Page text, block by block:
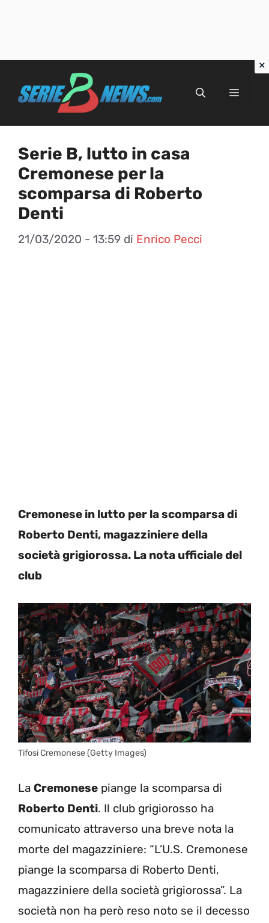
Menu
Serie B, lutto in casa
Cremonese per la
scomparsa di Roberto
Denti
21/03/2020 - 13:59 di Enrico Pecci
Cremonese in lutto per la scomparsa di
Roberto Denti, magazziniere della
società grigiorossa. La nota ufficiale del
club
Tifosi Cremonese (Getty Images)
La Cremonese piange la scomparsa di
Roberto Denti. Il club grigiorosso ha
comunicato attraverso una breve nota la
morte del magazziniere: “L’U.S. Cremonese
piange la scomparsa di Roberto Denti,
magazziniere della società grigiorossa”. La
società non ha però reso noto se il decesso